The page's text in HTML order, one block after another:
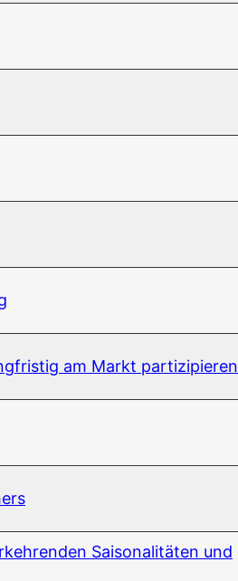
am Markt partizipieren
Sai­so­na­li­tä­ten und